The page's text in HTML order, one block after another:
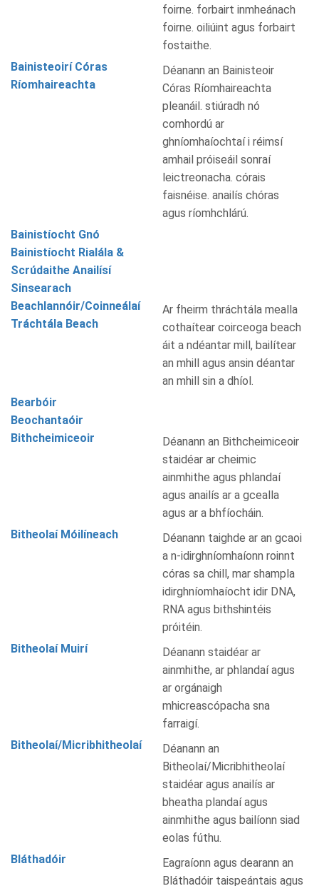
foirne. forbairt inmheánach
foirne. oiliúint agus forbairt
fostaithe.
Bainisteoirí Córas
Ríomhaireachta
Déanann an Bainisteoir
Córas Ríomhaireachta
pleanáil. stiúradh nó
comhordú ar
ghníomhaíochtaí i réimsí
amhail próiseáil sonraí
leictreonacha. córais
faisnéise. anailís chóras
agus ríomhchlárú.
Bainistíocht Gnó
Bainistíocht Rialála &
Scrúdaithe Anailísí
Sinsearach
Beachlannóir/Coinneálaí
Tráchtála Beach
Ar fheirm thráchtála mealla
cothaítear coirceoga beach
áit a ndéantar mill, bailítear
an mhill agus ansin déantar
an mhill sin a dhíol.
Bearbóir
Beochantaóir
Bithcheimiceoir
Déanann an Bithcheimiceoir
staidéar ar cheimic
ainmhithe agus phlandaí
agus anailís ar a gcealla
agus ar a bhfíocháin.
Bitheolaí Móilíneach
Déanann taighde ar an gcaoi
a n-idirghníomhaíonn roinnt
córas sa chill, mar shampla
idirghníomhaíocht idir DNA,
RNA agus bithshintéis
próitéin.
Bitheolaí Muirí
Déanann staidéar ar
ainmhithe, ar phlandaí agus
ar orgánaigh
mhicreascópacha sna
farraigí.
Bitheolaí/Micribhitheolaí
Déanann an
Bitheolaí/Micribhitheolaí
staidéar agus anailís ar
bheatha plandaí agus
ainmhithe agus bailíonn siad
eolas fúthu.
Bláthadóir
Eagraíonn agus dearann an
Bláthadóir taispeántais agus